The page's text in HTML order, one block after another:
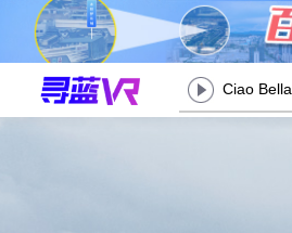
Ciao Bella